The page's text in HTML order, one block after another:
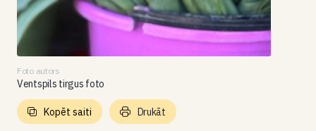
Foto autors
Ventspils tirgus foto
Kopēt saiti Drukāt